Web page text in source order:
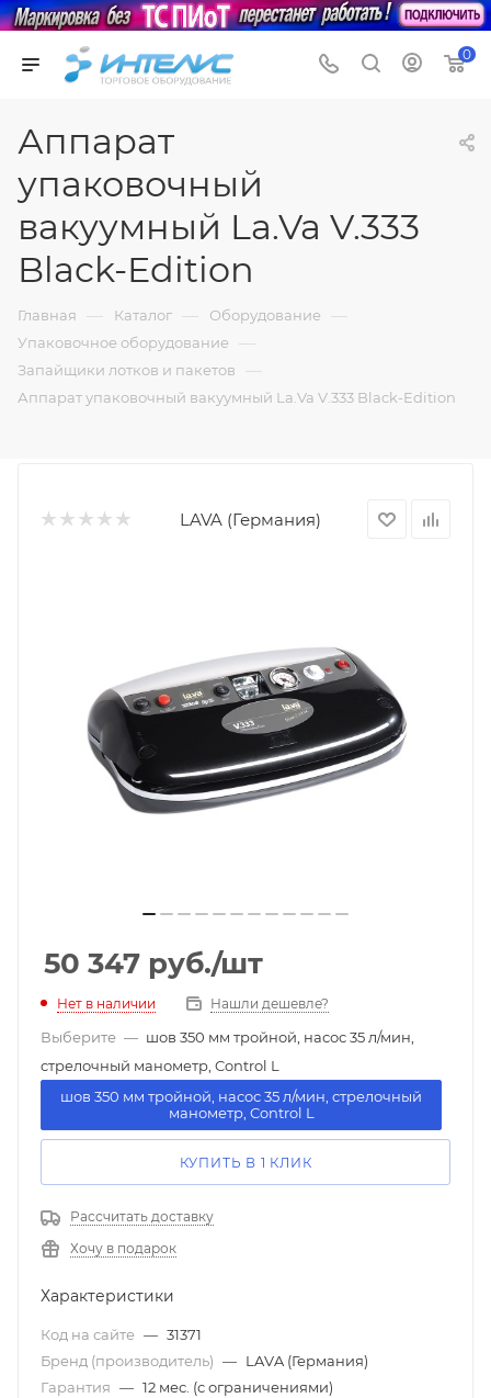
0
Аппарат
упаковочный
вакуумный La.Va V.333
Black-Edition
Главная — Каталог — Оборудование —
Упаковочное оборудование —
Запайщики лотков и пакетов —
Аппарат упаковочный вакуумный La.Va V.333 Black-Edition
LAVA (Германия)
50 347 руб./шт
Нет в наличии Нашли дешевле?
Выберите — шов 350 мм тройной, насос 35 л/мин,
cтрелочный манометр, Control L
шов 350 мм тройной, насос 35 л/мин, cтрелочный
манометр, Control L
КУПИТЬ В 1 КЛИК
Рассчитать доставку
Хочу в подарок
Характеристики
Код на сайте — 31371
Бренд (производитель) — LAVA (Германия)
Гарантия — 12 мес. (с ограничениями)